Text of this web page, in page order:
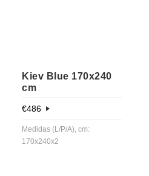
Kiev Blue 170x240
cm
€486
Medidas (L/P/A), cm:
170x240x2